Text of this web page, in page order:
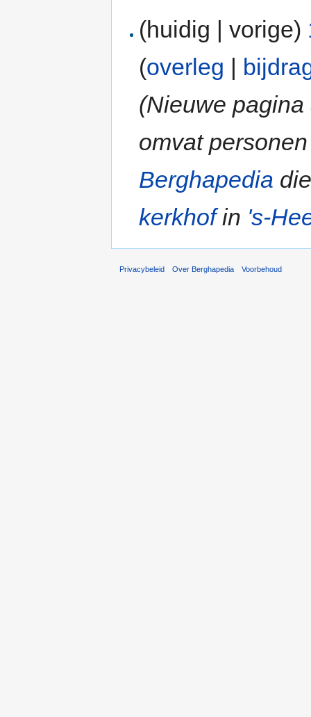
(huidig | vorige)
(overleg |
(Nieuwe
omvat
Berghapedia
kerkhofin 's-
Privacybeleid Over Berghapedia Voorbehoud